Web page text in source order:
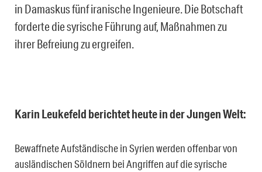
in Damaskus fünf iranische Ingenieure. Die Botschaft
forderte die syrische Führung auf, Maßnahmen zu
ihrer Befreiung zu ergreifen.
Karin Leukefeld berichtet heute in der Jungen Welt:
Bewaffnete Aufständische in Syrien werden offenbar von
ausländischen Söldnern bei Angriffen auf die syrische